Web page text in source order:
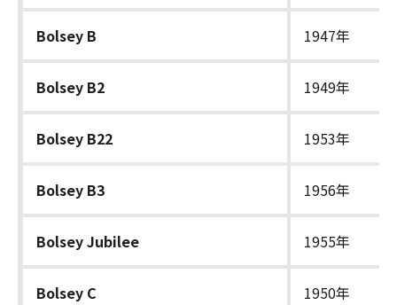
Bolsey B 1947年
Bolsey B2 1949年
Bolsey B22 1953年
Bolsey B3 1956年
Bolsey Jubilee 1955年
Bolsey C 1950年